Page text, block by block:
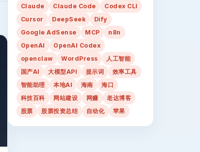
Claude
Claude Code
Codex CLI
Cursor
DeepSeek
Dify
Google AdSense
MCP
n8n
OpenAI
OpenAI Codex
openclaw
WordPress
人工智能
国产AI
大模型API 提示词
效率工具
智能助理
本地AI 海南
海口
科技百科
网站建设 网赚
老达博客
股票
股票投资总结 自动化 苹果